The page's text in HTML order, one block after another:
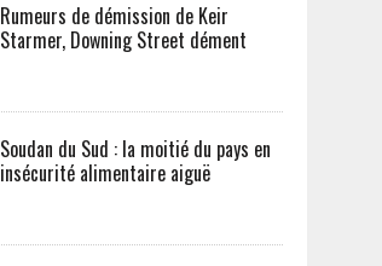
Rumeurs de démission de Keir
Starmer, Downing Street dément
Soudan du Sud : la moitié du pays en
insécurité alimentaire aiguë